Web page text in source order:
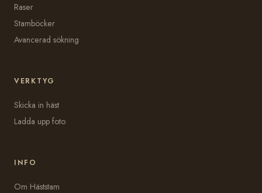
Raser
Stamböcker
Avancerad sökning
VERKTYG
Skicka in häst
Ladda upp foto
INFO
Om Häststam